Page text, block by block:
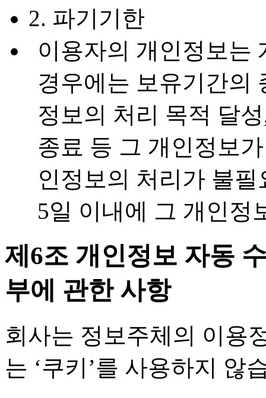
2. 파기기한
이용자의 개인정보는
경우에는 보유기간의
정보의 처리 목적 달
종료 등 그 개인정보
인정보의 처리가 불
5일 이내에 그 개인정
제6조 개인정보 자동
부에 관한 사항
회사는 정보주체의 이용
는 ‘쿠키’를 사용하지 않